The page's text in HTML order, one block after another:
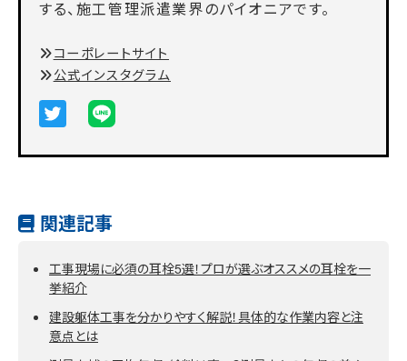
する、施工管理派遣業界のパイオニアです。
コーポレートサイト
公式インスタグラム
関連記事
工事現場に必須の耳栓5選！プロが選ぶオススメの耳栓を一
挙紹介
建設躯体工事を分かりやすく解説！具体的な作業内容と注
意点とは